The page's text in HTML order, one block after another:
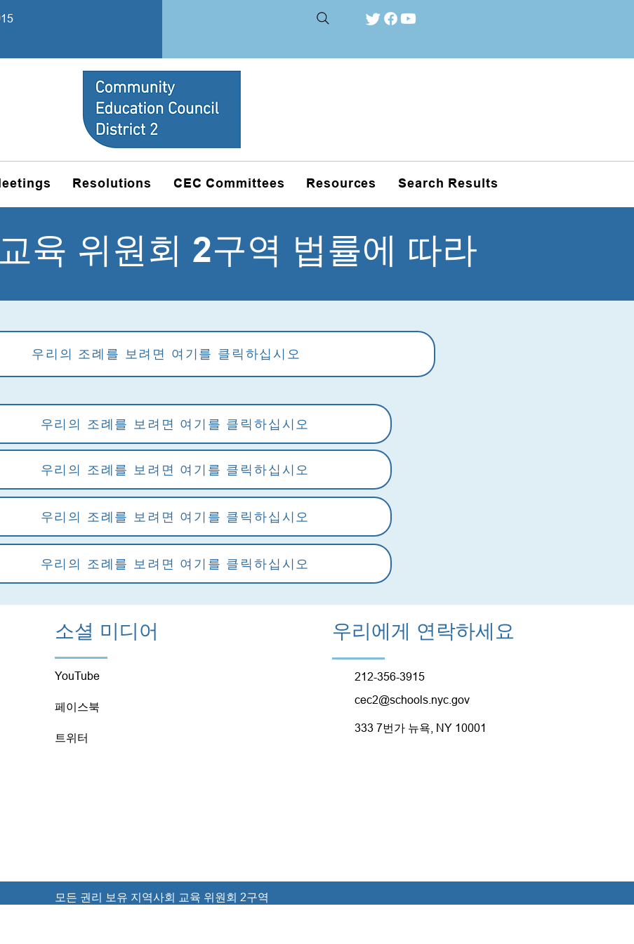
Resolutions CEC Committees Resources Search Results
육 위원회 2구역 법률에 따라
우리의 조례를 보려면 여기를 클릭하십시오
우리의 조례를 보려면 여기를 클릭하십시오
우리의 조례를 보려면 여기를 클릭하십시오
우리의 조례를 보려면 여기를 클릭하십시오
우리의 조례를 보려면 여기를 클릭하십시오
소셜 미디어
YouTube
페이스북
트위터
우리에게 연락하세요
212-356-3915
cec2@schools.nyc.gov
333 7번가 뉴욕, NY 10001
모든 권리 보유 지역사회 교육 위원회 2구역